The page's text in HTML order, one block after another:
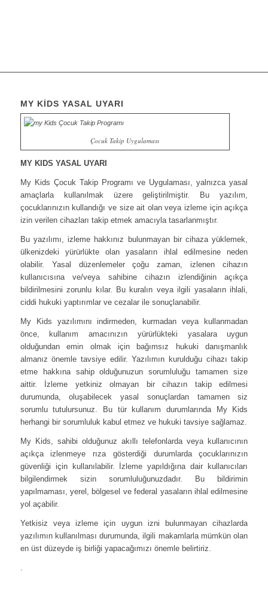
MY KİDS YASAL UYARI
Çocuk Takip Uygulaması
MY KIDS YASAL UYARI
My Kids Çocuk Takip Programı ve Uygulaması, yalnızca yasal
amaçlarla kullanılmak üzere geliştirilmiştir. Bu yazılım,
çocuklarınızın kullandığı ve size ait olan veya izleme için açıkça
izin verilen cihazları takip etmek amacıyla tasarlanmıştır.
Bu yazılımı, izleme hakkınız bulunmayan bir cihaza yüklemek,
ülkenizdeki yürürlükte olan yasaların ihlal edilmesine neden
olabilir. Yasal düzenlemeler çoğu zaman, izlenen cihazın
kullanıcısına ve/veya sahibine cihazın izlendiğinin açıkça
bildirilmesini zorunlu kılar. Bu kuralın veya ilgili yasaların ihlali,
ciddi hukuki yaptırımlar ve cezalar ile sonuçlanabilir.
My Kids yazılımını indirmeden, kurmadan veya kullanmadan
önce, kullanım amacınızın yürürlükteki yasalara uygun
olduğundan emin olmak için bağımsız hukuki danışmanlık
almanız önemle tavsiye edilir. Yazılımın kurulduğu cihazı takip
etme hakkına sahip olduğunuzun sorumluluğu tamamen size
aittir. İzleme yetkiniz olmayan bir cihazın takip edilmesi
durumunda, oluşabilecek yasal sonuçlardan tamamen siz
sorumlu tutulursunuz. Bu tür kullanım durumlarında My Kids
herhangi bir sorumluluk kabul etmez ve hukuki tavsiye sağlamaz.
My Kids, sahibi olduğunuz akıllı telefonlarda veya kullanıcının
açıkça izlenmeye rıza gösterdiği durumlarda çocuklarınızın
güvenliği için kullanılabilir. İzleme yapıldığına dair kullanıcıları
bilgilendirmek sizin sorumluluğunuzdadır. Bu bildirimin
yapılmaması, yerel, bölgesel ve federal yasaların ihlal edilmesine
yol açabilir.
Yetkisiz veya izleme için uygun izni bulunmayan cihazlarda
yazılımın kullanılması durumunda, ilgili makamlarla mümkün olan
en üst düzeyde iş birliği yapacağımızı önemle belirtiriz.